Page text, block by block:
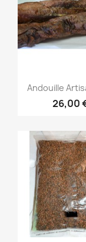
Aperçu
Andouille
26,00